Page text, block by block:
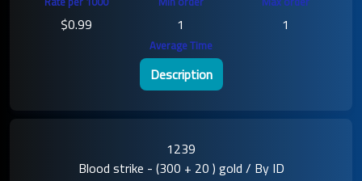
$0.99
1 1
Description
1239
Blood strike - (300 + 20 ) gold / By ID